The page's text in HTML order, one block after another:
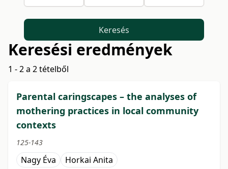
Keresés
Keresési eredmények
1 - 2 a 2 tételből
Parental caringscapes – the analyses of
mothering practices in local community
contexts
125-143
Nagy Éva Horkai Anita